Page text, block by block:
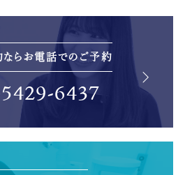
ならお電話でのご予約
6437